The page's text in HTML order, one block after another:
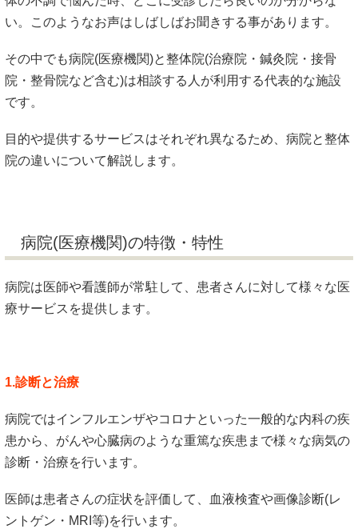
い。このようなお声はしばしばお聞きする事があります。
その中でも病院(医療機関)と整体院(治療院・鍼灸院・接骨
院・整骨院など含む)は相談する人が利用する代表的な施設
です。
目的や提供するサービスはそれぞれ異なるため、病院と整体
院の違いについて解説します。
病院(医療機関)の特徴・特性
病院は医師や看護師が常駐して、患者さんに対して様々な医
療サービスを提供します。
1.診断と治療
病院ではインフルエンザやコロナといった一般的な内科の疾
患から、がんや心臓病のような重篤な疾患まで様々な病気の
診断・治療を行います。
医師は患者さんの症状を評価して、血液検査や画像診断(レ
ントゲン・MRI等)を行います。